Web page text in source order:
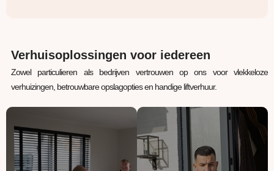
Verhuisoplossingen voor iedereen
Zowel particulieren als bedrijven vertrouwen op ons voor vlekkeloze
verhuizingen, betrouwbare opslagopties en handige liftverhuur.
Verhuizing Opslagruimte